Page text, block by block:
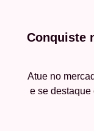
Conquiste
Atue no
e se